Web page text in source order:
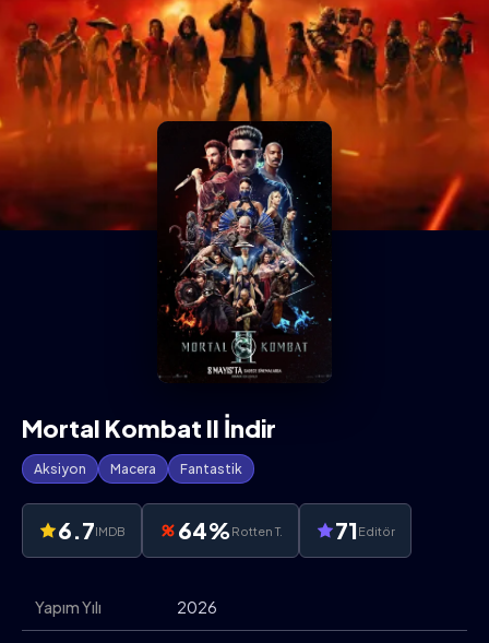
Film Kategorileri
Dizi Kategorileri
Giriş Yap
Mortal Kombat II İndir
Aksiyon Macera Fantastik
6.7IMDB 64%Rotten T. 71 Editör
Yapım Yılı 2026